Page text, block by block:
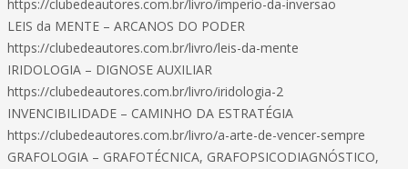
https://clubedeautores.com.br/livro/imperio-da-inversao
LEIS da MENTE – ARCANOS DO PODER
https://clubedeautores.com.br/livro/leis-da-mente
IRIDOLOGIA – DIGNOSE AUXILIAR
https://clubedeautores.com.br/livro/iridologia-2
INVENCIBILIDADE – CAMINHO DA ESTRATÉGIA
https://clubedeautores.com.br/livro/a-arte-de-vencer-sempre
GRAFOLOGIA – GRAFOTÉCNICA, GRAFOPSICODIAGNÓSTICO,